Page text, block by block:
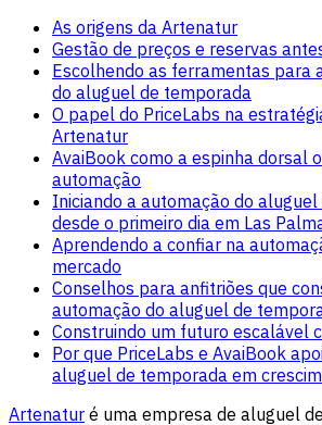
As origens da Artenatur
Gestão de preços e reservas
Escolhendo as ferramentas para
do aluguel de temporada
O papel do PriceLabs na
Artenatur
AvaiBook como a espinha dorsal
automação
Iniciando a automação do
desde o primeiro dia em Las
Aprendendo a confiar na
mercado
Conselhos para anfitriões que
automação do aluguel de
Construindo um futuro escalável
Por que PriceLabs e AvaiBook
aluguel de temporada em
Artenatur é uma empresa de aluguel